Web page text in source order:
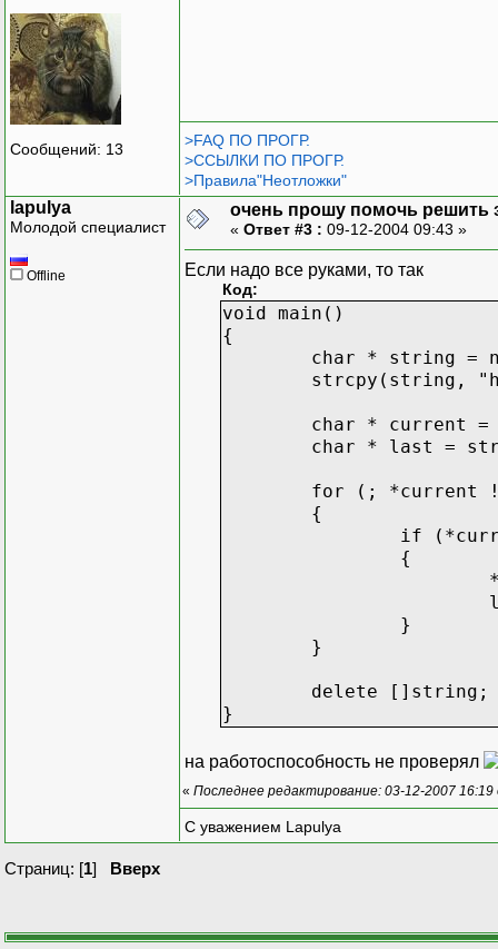
Сообщений: 13
>FAQ ПО ПРОГР.
>ССЫЛКИ ПО ПРОГР.
>Правила"Неотложки"
lapulya
Молодой специалист
Offline
очень прошу помочь решить
« Ответ #3 : 09-12-2004 09:43 »
Если надо все руками, то так
Код:
void main()
{
char * string =
strcpy(string,
char * current
char * last =
for (; *current
{
if
{
}
}
delete []string;
}
на работоспособность не проверял
« Последнее редактирование: 03-12-2007
С уважением Lapulya
Страниц: [1] Вверх